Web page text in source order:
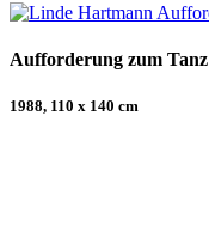
Aufforderung zum Tanz
1988, 110 x 140 cm